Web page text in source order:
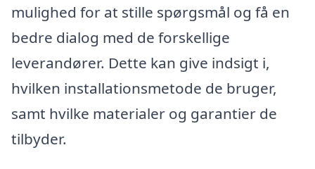
mulighed for at stille spørgsmål og få en
bedre dialog med de forskellige
leverandører. Dette kan give indsigt i,
hvilken installationsmetode de bruger,
samt hvilke materialer og garantier de
tilbyder.